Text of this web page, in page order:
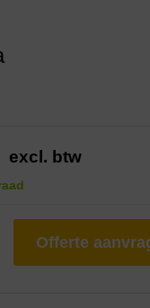
excl. btw
Offerte